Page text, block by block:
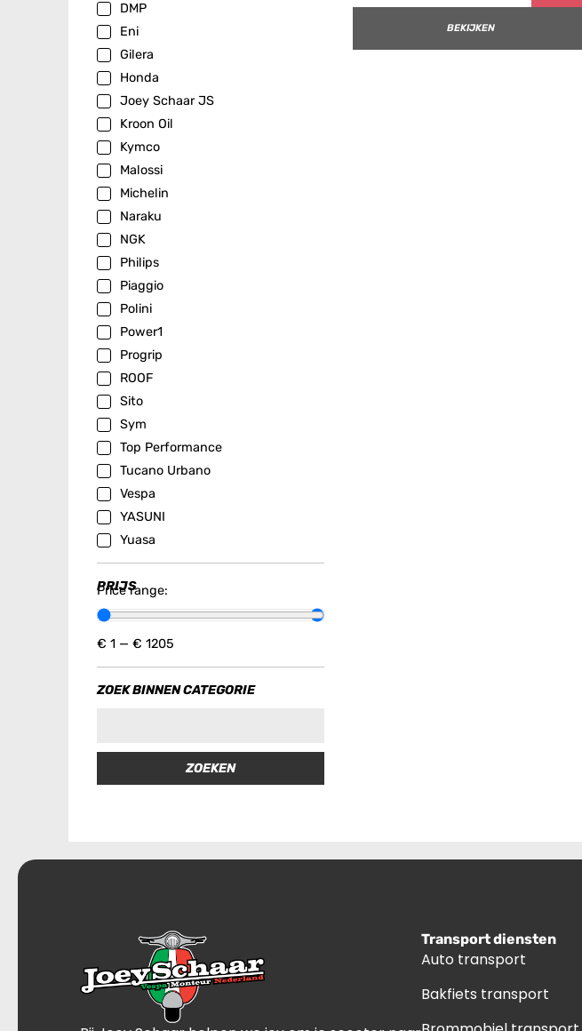
DMP
Eni
Gilera
Honda
Joey Schaar JS
Kroon Oil
Kymco
Malossi
Michelin
Naraku
NGK
Philips
Piaggio
Polini
Power1
Progrip
ROOF
Sito
Sym
Top Performance
Tucano Urbano
Vespa
YASUNI
Yuasa
PRIJS
Price range:
€ 1 — € 1205
ZOEK BINNEN CATEGORIE
ZOEKEN
BEKIJKEN
Transport diensten
Auto transport
Bakfiets transport